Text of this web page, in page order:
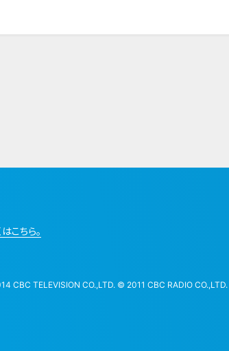
こちら。
TELEVISION CO.,LTD. © 2011 CBC RADIO CO.,LTD.